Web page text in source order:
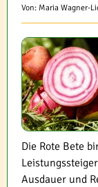
Von: Maria Wagner-
Die Rote Bete
Ausdauer und